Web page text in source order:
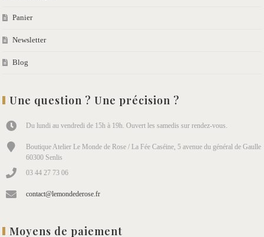
Panier
Newsletter
Blog
Une question ? Une précision ?
Du lundi au vendredi de 15h à 19h. Ouvert les samedis sur rendez-vous.
Boutique Atelier Le Monde de Rose / La Fée Caséine, 5 avenue du général de Gaulle
60300 Senlis
03 44 27 73 06
contact@lemondederose.fr
Moyens de paiement